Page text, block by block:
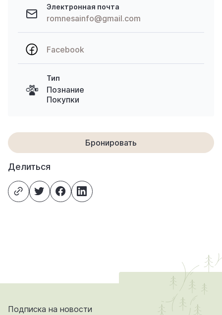
Электронная почта
romnesainfo@gmail.com
Facebook
Тип
Познание
Покупки
Бронировать
Делиться
Подписка на новости